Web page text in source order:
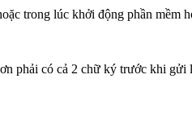
trong lúc khởi động phần
phải có cả 2 chữ ký trước khi gửi